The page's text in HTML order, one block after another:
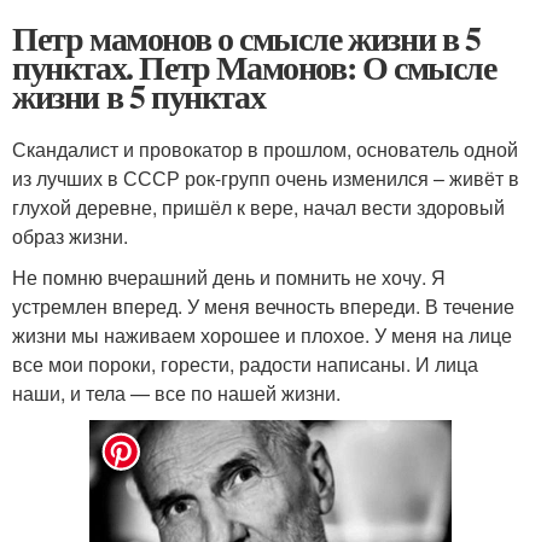
Петр мамонов о смысле жизни в 5
пунктах. Петр Мамонов: О смысле
жизни в 5 пунктах
Скандалист и провокатор в прошлом, основатель одной
из лучших в СССР рок-групп очень изменился – живёт в
глухой деревне, пришёл к вере, начал вести здоровый
образ жизни.
Не помню вчерашний день и помнить не хочу. Я
устремлен вперед. У меня вечность впереди. В течение
жизни мы наживаем хорошее и плохое. У меня на лице
все мои пороки, горести, радости написаны. И лица
наши, и тела — все по нашей жизни.